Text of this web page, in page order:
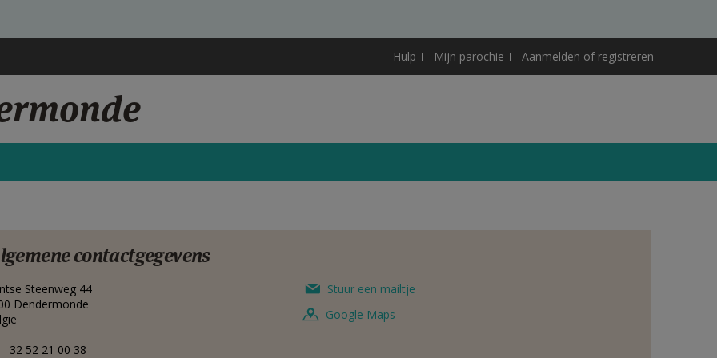
Hulp Mijn parochie Aanmelden of registreren
contactgegevens
Steenweg 44
Dendermonde
32 52 21 00 38
Stuur een mailtje
Google Maps